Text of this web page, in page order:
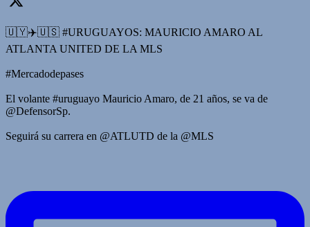
🇺🇾✈️🇺🇸 #URUGUAYOS: MAURICIO AMARO AL
ATLANTA UNITED DE LA MLS
#Mercadodepases
El volante #uruguayo Mauricio Amaro, de 21 años, se va de
@DefensorSp.
Seguirá su carrera en @ATLUTD de la @MLS